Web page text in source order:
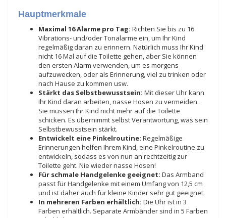
Hauptmerkmale
Maximal 16 Alarme pro Tag: Richten Sie bis zu 16
Vibrations- und/oder Tonalarme ein, um Ihr Kind
regelmäßig daran zu erinnern. Natürlich muss Ihr Kind
nicht 16 Mal auf die Toilette gehen, aber Sie können
den ersten Alarm verwenden, um es morgens
aufzuwecken, oder als Erinnerung, viel zu trinken oder
nach Hause zu kommen usw.
Stärkt das Selbstbewusstsein: Mit dieser Uhr kann
Ihr Kind daran arbeiten, nasse Hosen zu vermeiden.
Sie müssen Ihr Kind nicht mehr auf die Toilette
schicken. Es übernimmt selbst Verantwortung, was sein
Selbstbewusstsein stärkt.
Entwickelt eine Pinkelroutine: Regelmäßige
Erinnerungen helfen Ihrem Kind, eine Pinkelroutine zu
entwickeln, sodass es von nun an rechtzeitig zur
Toilette geht. Nie wieder nasse Hosen!
Für schmale Handgelenke geeignet: Das Armband
passt für Handgelenke mit einem Umfang von 12,5 cm
und ist daher auch für kleine Kinder sehr gut geeignet.
In mehreren Farben erhältlich: Die Uhr ist in 3
Farben erhältlich. Separate Armbänder sind in 5 Farben